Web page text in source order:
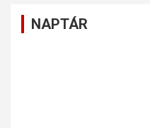
NAPTÁR